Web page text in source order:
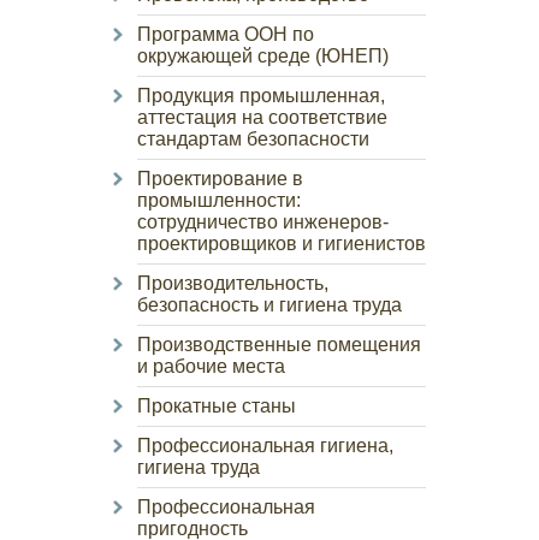
Программа ООН по
окружающей среде (ЮНЕП)
Продукция промышленная,
аттестация на соответствие
стандартам безопасности
Проектирование в
промышленности:
сотрудничество инженеров-
проектировщиков и гигиенистов
Производительность,
безопасность и гигиена труда
Производственные помещения
и рабочие места
Прокатные станы
Профессиональная гигиена,
гигиена труда
Профессиональная
пригодность